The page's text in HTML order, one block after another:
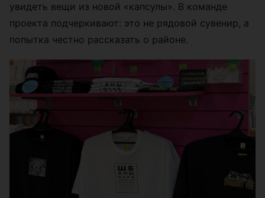
увидеть вещи из новой «капсулы». В команде
проекта подчеркивают: это не рядовой сувенир, а
попытка честно рассказать о районе.